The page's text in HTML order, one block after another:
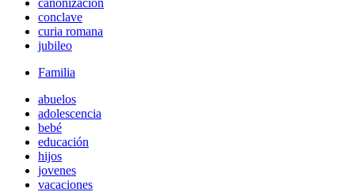
canonizacion
conclave
curia romana
jubileo
Familia
abuelos
adolescencia
bebé
educación
hijos
jovenes
vacaciones